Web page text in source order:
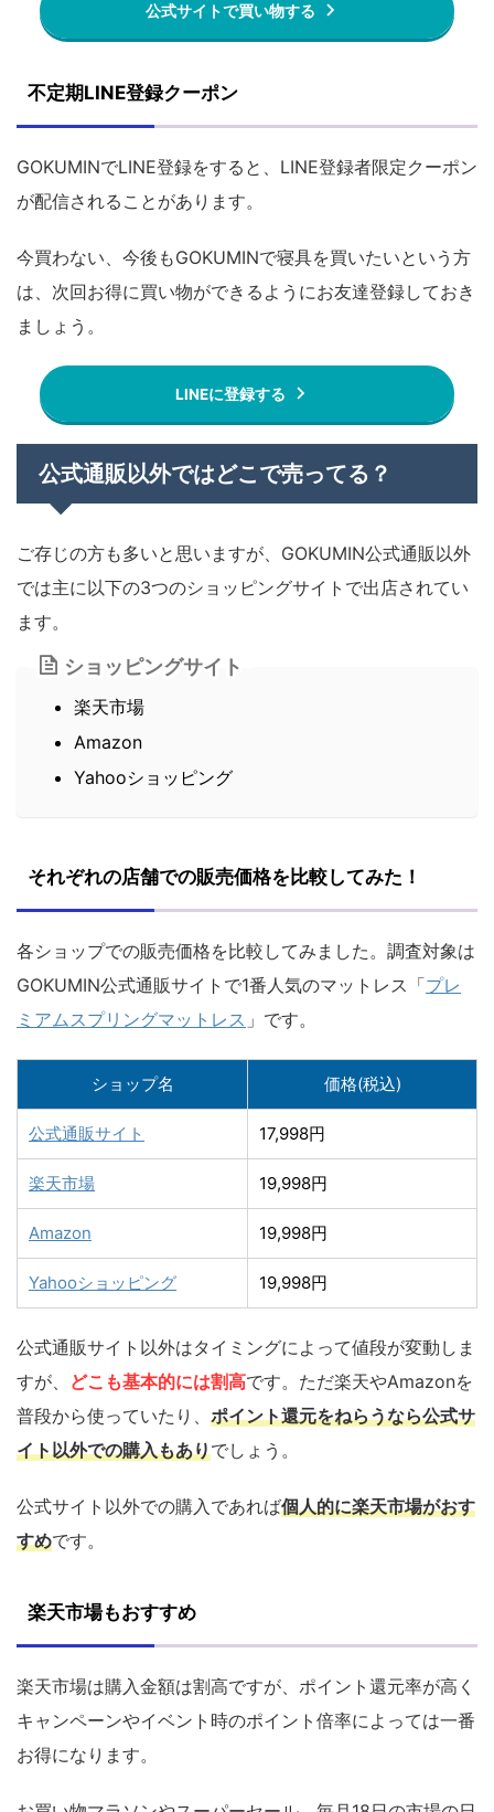
公式サイトで買い物する
不定期LINE登録クーポン
GOKUMINでLINE登録をすると、LINE登録者限定クーポン
が配信されることがあります。
今買わない、今後もGOKUMINで寝具を買いたいという方
は、次回お得に買い物ができるようにお友達登録しておき
ましょう。
LINEに登録する
公式通販以外ではどこで売ってる？
ご存じの方も多いと思いますが、GOKUMIN公式通販以外
では主に以下の3つのショッピングサイトで出店されてい
ます。
ショッピングサイト
楽天市場
Amazon
Yahooショッピング
それぞれの店舗での販売価格を比較してみた！
各ショップでの販売価格を比較してみました。調査対象は
GOKUMIN公式通販サイトで1番人気のマットレス「プレ
ミアムスプリングマットレス 」です。
ショップ名 価格(税込)
公式通販サイト 17,998円
楽天市場 19,998円
Amazon 19,998円
Yahooショッピング 19,998円
公式通販サイト以外はタイミングによって値段が変動しま
すが、 どこも基本的には割高です。ただ楽天やAmazonを
普段から使っていたり、 ポイント還元をねらうなら公式サ
イト以外での購入もありでしょう。
公式サイト以外での購入であれば個人的に楽天市場がおす
すめです。
楽天市場もおすすめ
楽天市場は購入金額は割高ですが、ポイント還元率が高く
キャンペーンやイベント時のポイント倍率によっては一番
お得になります。